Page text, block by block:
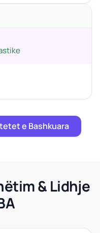
e Bashkuara
& Lidhje